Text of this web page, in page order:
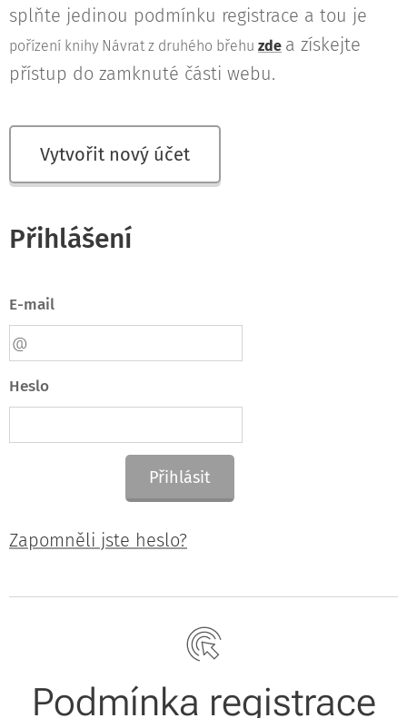
splňte jedinou podmínku registrace a tou je
pořízení knihy Návrat z druhého břehu zde a získejte
přístup do zamknuté části webu.
Vytvořit nový účet
Přihlášení
E-mail
Heslo
Přihlásit
Zapomněli jste heslo?
Podmínka registrace